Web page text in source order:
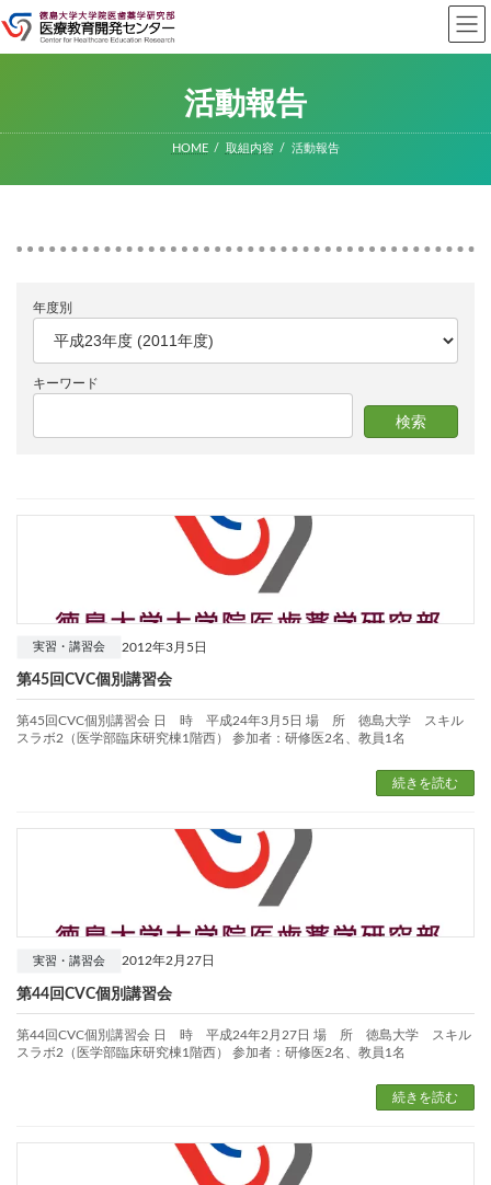
ン
プ
ビ
動
活動報告
HOME 取組内容 活動報告
年度別
キーワード
2012年3月5日
実習・講習会
第45回CVC個別講習会
第45回CVC個別講習会 日 時 平成24年3月5日 場 所 徳島大学 スキル
スラボ2（医学部臨床研究棟1階西） 参加者：研修医2名、教員1名
続きを読む
2012年2月27日
実習・講習会
第44回CVC個別講習会
第44回CVC個別講習会 日 時 平成24年2月27日 場 所 徳島大学 スキル
スラボ2（医学部臨床研究棟1階西） 参加者：研修医2名、教員1名
続きを読む